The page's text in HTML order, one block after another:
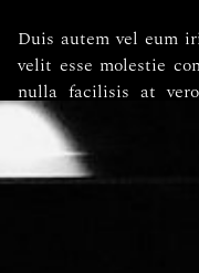
Duis autem vel eum
velit esse molestie
nulla facilisis at
dignissim qui
augue duis dolore
dolor sit amet.